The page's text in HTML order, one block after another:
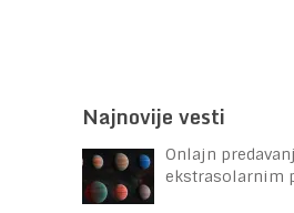
Najnovije vesti
Onlajn
ekstrasolarnim